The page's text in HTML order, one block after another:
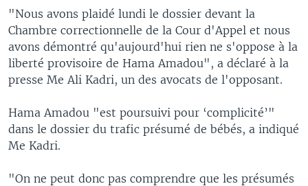
"Nous avons plaidé lundi le dossier devant la
Chambre correctionnelle de la Cour d'Appel et nous
avons démontré qu'aujourd'hui rien ne s'oppose à la
liberté provisoire de Hama Amadou", a déclaré à la
presse Me Ali Kadri, un des avocats de l'opposant.
Hama Amadou "est poursuivi pour ‘complicité’"
dans le dossier du trafic présumé de bébés, a indiqué
Me Kadri.
"On ne peut donc pas comprendre que les présumés